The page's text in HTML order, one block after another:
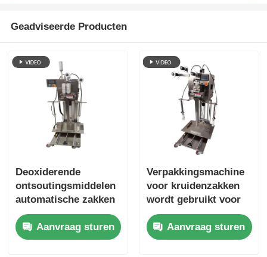
Verpakkingsverwerkende diensten
Verpakkingsmateriaal
Gespesialiseerde productielijn
Geadviseerde Producten
Deoxiderende
ontsoutingsmiddelen
automatische zakken
stapelmachine hoge
efficiëntie kosten te
verminderen
Aanvraag sturen
Verpakkingsmachine
voor kruidenzakken
wordt gebruikt voor
geautomatiseerde
verpakkingsapparatuur
in de
Aanvraag sturen